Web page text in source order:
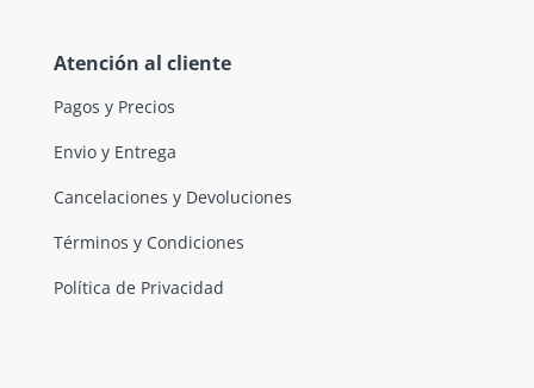
Atención al cliente
Pagos y Precios
Envio y Entrega
Cancelaciones y Devoluciones
Términos y Condiciones
Política de Privacidad